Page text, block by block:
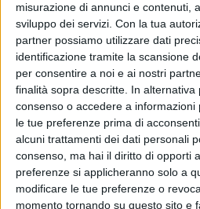
misurazione di annunci e contenuti,
sviluppo dei servizi. Con la tua
partner possiamo utilizzare dati
identificazione tramite la scansione
per consentire a noi e ai nostri
finalità sopra descritte. In
consenso o accedere a
le tue preferenze prima di
alcuni trattamenti dei dati personali
consenso, ma hai il diritto di opporti
preferenze si applicheranno solo a
modificare le tue preferenze o
momento tornando su questo sito e
“Evidentemente non era il
cantautore che ha citato gli
di questa disavventura:
sua collaboratrice Stefania
Valentina Spada
Il2019di Ruggeri non è
L'artista, reduce da un
alla fine dello scorso anno,
PacideiNegritadurante la